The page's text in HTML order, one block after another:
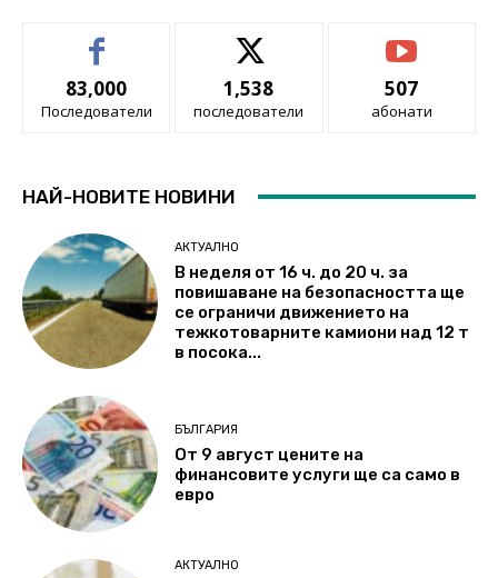
83,000
Последователи
1,538
последователи
507
абонати
НАЙ-НОВИТЕ НОВИНИ
АКТУАЛНО
В неделя от 16 ч. до 20 ч. за
повишаване на безопасността ще
се ограничи движението на
тежкотоварните камиони над 12 т
в посока...
БЪЛГАРИЯ
От 9 август цените на
финансовите услуги ще са само в
евро
АКТУАЛНО